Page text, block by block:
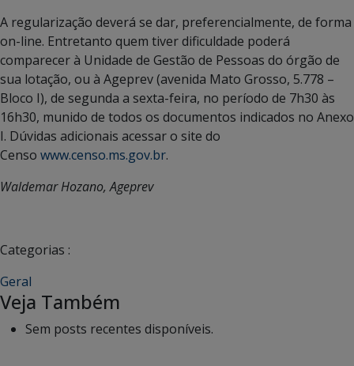
A regularização deverá se dar, preferencialmente, de forma
on-line. Entretanto quem tiver dificuldade poderá
comparecer à Unidade de Gestão de Pessoas do órgão de
sua lotação, ou à Ageprev (avenida Mato Grosso, 5.778 –
Bloco I), de segunda a sexta-feira, no período de 7h30 às
16h30, munido de todos os documentos indicados no Anexo
I. Dúvidas adicionais acessar o site do
Censo www.censo.ms.gov.br.
Waldemar Hozano, Ageprev
Categorias :
Geral
Veja Também
Sem posts recentes disponíveis.